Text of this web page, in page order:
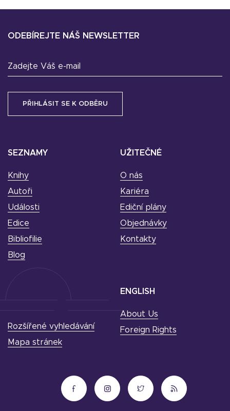
SEZNAMY
Knihy
Autoři
Události
Edice
Bibliofilie
Blog
UŽITEČNÉ
O nás
Kariéra
Ediční plány
Objednávky
Kontakty
ODEBÍREJTE NÁŠ NEWSLETTER
Zadejte Váš e-mail
ENGLISH
About Us
Foreign Rights
Rozšířené vyhledávání
Mapa stránek